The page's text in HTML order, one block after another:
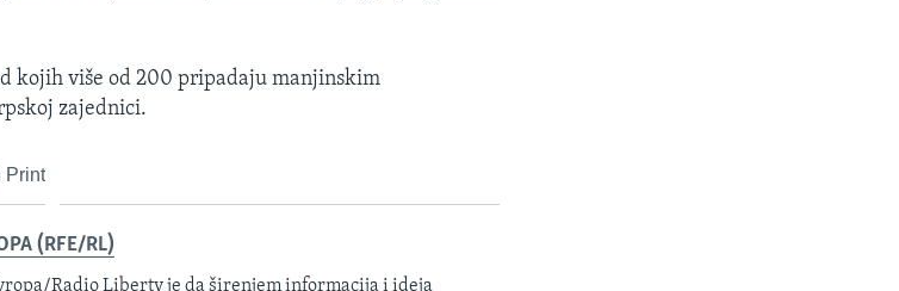
kojih više od 200 pripadaju manjinskim
zajednici.
Print
(RFE/RL)
Radio Liberty je da širenjem informacija i ideja